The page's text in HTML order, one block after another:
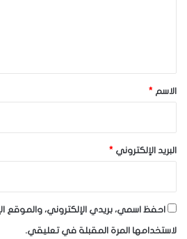
*الاسم *
البريد الإلكتروني *
احفظ اسمي، بريدي الإلكتروني، والموقع
لاستخدامها المرة المقبلة في تعليقي.